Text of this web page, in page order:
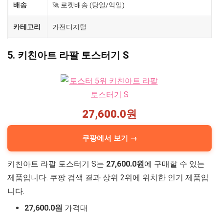
배송 🚀 로켓배송 (당일/익일)
카테고리 가전디지털
5. 키친아트 라팔 토스터기 S
27,600.0원
쿠팡에서 보기 →
키친아트 라팔 토스터기 S는 27,600.0원에 구매할 수 있는
제품입니다. 쿠팡 검색 결과 상위 2위에 위치한 인기 제품입
니다.
27,600.0원 가격대